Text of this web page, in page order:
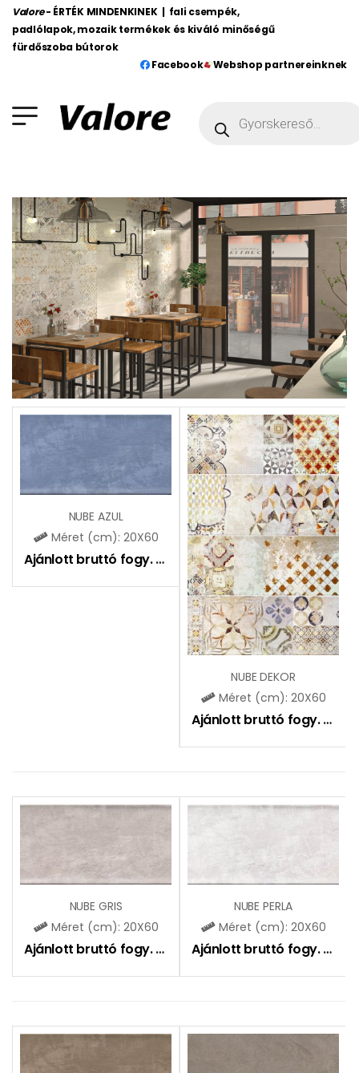
Valore - ÉRTÉK MINDENKINEK | fali csempék,
padlólapok, mozaik termékek és kiváló minőségű
fürdőszoba bútorok
Facebook
Webshop partnereinknek
NUBE AZUL
Méret (cm): 20X60
Ajánlott bruttó fogy. ár: 6990Ft
NUBE DEKOR
Méret (cm): 20X60
Ajánlott bruttó fogy. ár:
NUBE GRIS
Méret (cm): 20X60
Ajánlott bruttó fogy. ár: 6990Ft
NUBE PERLA
Méret (cm): 20X60
Ajánlott bruttó fogy. ár: